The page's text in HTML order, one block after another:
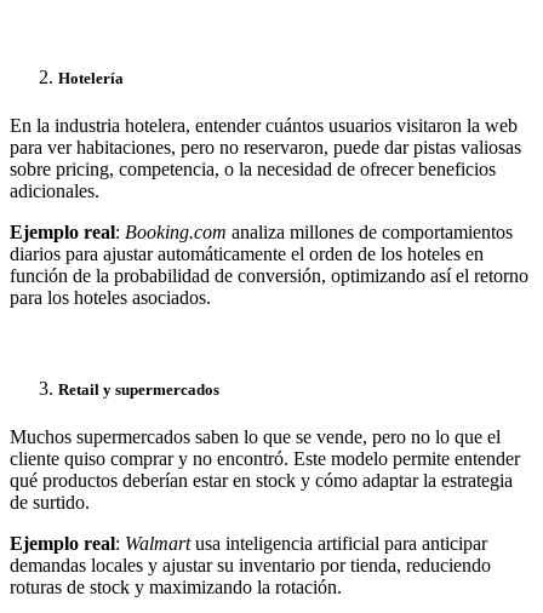
Hotelería
En la industria hotelera, entender cuántos usuarios visitaron la web
para ver habitaciones, pero no reservaron, puede dar pistas valiosas
sobre pricing, competencia, o la necesidad de ofrecer beneficios
adicionales.
Ejemplo real: Booking.com analiza millones de comportamientos
diarios para ajustar automáticamente el orden de los hoteles en
función de la probabilidad de conversión, optimizando así el retorno
para los hoteles asociados.
Retail y supermercados
Muchos supermercados saben lo que se vende, pero no lo que el
cliente quiso comprar y no encontró. Este modelo permite entender
qué productos deberían estar en stock y cómo adaptar la estrategia
de surtido.
Ejemplo real: Walmartusa inteligencia artificial para anticipar
demandas locales y ajustar su inventario por tienda, reduciendo
roturas de stock y maximizando la rotación.